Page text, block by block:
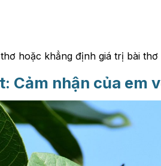
hoặc khẳng định giá trị bài
Cảm nhận của em